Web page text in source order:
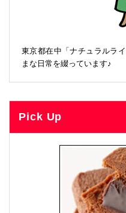
東京都在中「ナチュラルラ
まな日常を綴っています♪
Pick Up